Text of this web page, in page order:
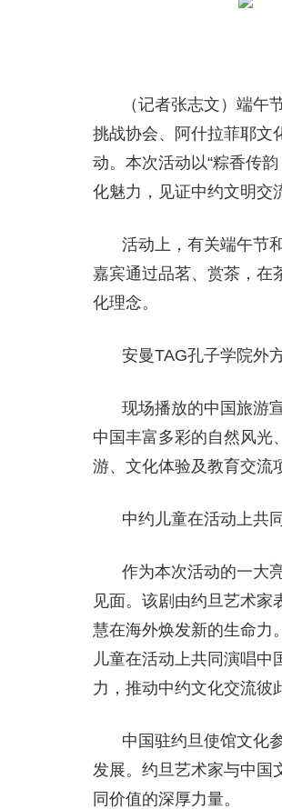
（记者张志文）端
挑战协会、阿什拉菲耶文
动。本次活动以“粽香传
化魅力，见证中约文明交
活动上，有关端午节
嘉宾通过品茗、赏茶，在
化理念。
安曼TAG孔子学院外
现场播放的中国旅游
中国丰富多彩的自然风光
游、文化体验及教育交流
中约儿童在活动上共
作为本次活动的一大
见面。该剧由约旦艺术家
慧在海外焕发新的生命力
儿童在活动上共同演唱
力，推动中约文化交流彼
中国驻约旦使馆文化
发展。约旦艺术家与中国
同价值的深厚力量。